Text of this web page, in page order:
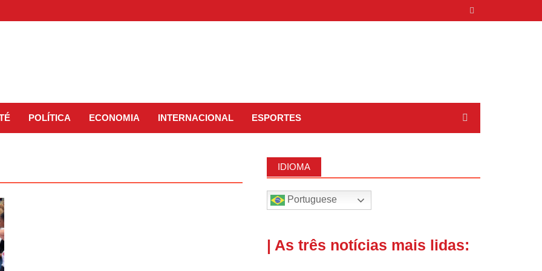
POLÍTICA ECONOMIA INTERNACIONAL ESPORTES
IDIOMA
Portuguese
| As três notícias mais lidas: